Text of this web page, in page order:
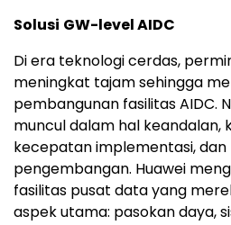
Solusi GW-level AIDC
Di era teknologi cerdas,
meningkat tajam sehingga
pembangunan fasilitas AIDC.
muncul dalam hal keandalan,
kecepatan implementasi,
pengembangan. Huawei
fasilitas pusat data yang
aspek utama: pasokan daya,